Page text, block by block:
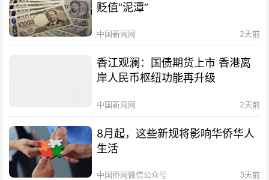
贬值“泥潭”
中国新闻网 2天前
香江观澜：国债期货上市 香港离
岸人民币枢纽功能再升级
中国新闻网 2天前
8月起，这些新规将影响华侨华人
生活
中国侨网微信公众号 3天前